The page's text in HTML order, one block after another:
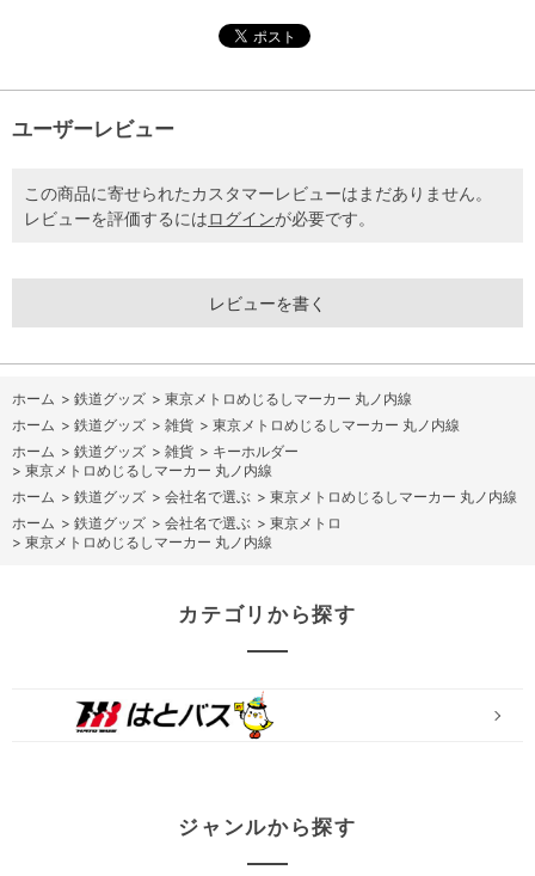
ユーザーレビュー
この商品に寄せられたカスタマーレビューはまだありません。
レビューを評価するにはログインが必要です。
レビューを書く
ホーム > 鉄道グッズ > 東京メトロめじるしマーカー 丸ノ内線
ホーム > 鉄道グッズ > 雑貨 > 東京メトロめじるしマーカー 丸ノ内線
ホーム > 鉄道グッズ > 雑貨 > キーホルダー
> 東京メトロめじるしマーカー 丸ノ内線
ホーム > 鉄道グッズ > 会社名で選ぶ > 東京メトロめじるしマーカー 丸ノ内線
ホーム > 鉄道グッズ > 会社名で選ぶ > 東京メトロ
> 東京メトロめじるしマーカー 丸ノ内線
カテゴリから探す
ジャンルから探す